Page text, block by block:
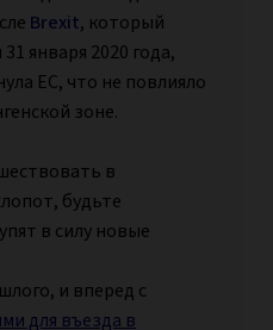
Brexit, который
января 2020 года,
ЕС, что не повлияло
зоне.
в
будьте
в силу новые
и вперед с
для въезда в